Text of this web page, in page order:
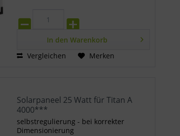
In den Warenkorb
Vergleichen
Merken
Solarpaneel 25 Watt für Titan A
4000***
selbstregulierung - bei korrekter
Dimensionierung